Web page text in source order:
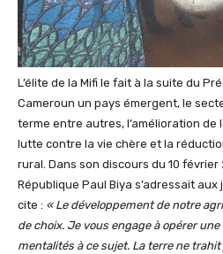
L’élite de la Mifi le fait à la suite du
Cameroun un pays émergent, le
terme entre autres, l’amélioration de
lutte contre la vie chère et la
rural. Dans son discours du 10 février
République Paul Biya s’adressait
cite : « Le développement de notre
de choix. Je vous engage à opérer
mentalités à ce sujet. La terre ne trahit